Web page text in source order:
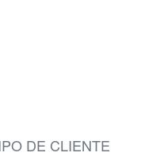
DE CLIENTE